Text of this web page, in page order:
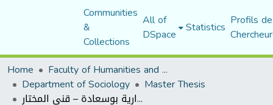
Communities
&
Collections
All of
DSpace Statistics Profils
Home
Faculty of Humanities and Social Sciences
Department of Sociology Master Thesis
القيادة وعلاقتها بتحسين الأداء الوظيفي دراسة ميدانية بالمؤسسة العمومية للصحة الجوارية بوسعادة – قني المختار -